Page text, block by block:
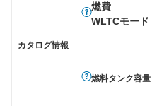
15.3km/L
WLTC/郊外
16.5km/L
カタログ情報
燃費
WLTCモード
燃料タンク容量